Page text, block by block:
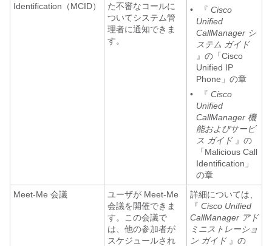
Identification（MCID）
た不審なコールに
ついてシステム管
理者に通知できま
す。
•
『 Cisco
Unified
CallManager シ
ステム ガイド
』の「Cisco
Unified IP
Phone」の章
•
『 Cisco
Unified
CallManager 機
能およびサービ
ス ガイド』の
「Malicious Call
Identification」
の章
Meet-Me 会議
ユーザが Meet-Me
会議を開催できま
す。この会議で
は、他の参加者が
スケジュールされ
詳細については、
『 Cisco Unified
CallManager アド
ミニストレーショ
ン ガイド』の